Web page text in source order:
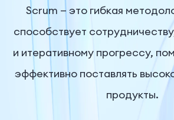
Компания
Scrum — это гибкая
способствует
и итеративному прогрессу,
эффективно поставлять
продукты.